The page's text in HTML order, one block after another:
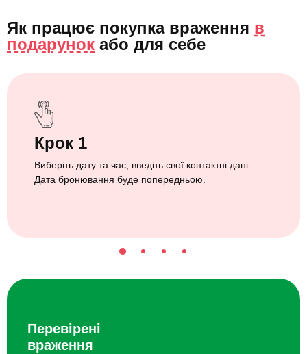
Як працює покупка враження в
подарунок або для себе
Крок 1
Виберіть дату та час, введіть свої контактні дані.
Дата бронювання буде попередньою.
Перевірені
враження